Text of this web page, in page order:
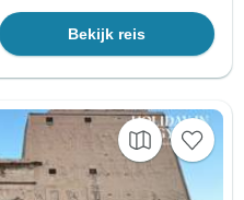
Bekijk reis